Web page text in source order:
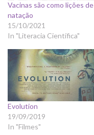
Vacinas são como lições de
natação
15/10/2021
In "Literacia Científica"
Evolution
19/09/2019
In "Filmes"